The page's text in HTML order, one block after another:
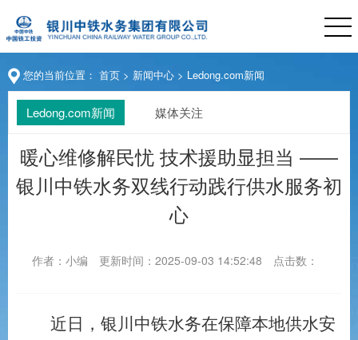
您的当前位置： 首页 > 新闻中心 > Ledong.com新闻
Ledong.com新闻 媒体关注
暖心维修解民忧 技术援助显担当 ——
银川中铁水务双线行动践行供水服务初
心
作者：小编 更新时间：2025-09-03 14:52:48 点击数：
近日，银川中铁水务在保障本地供水安